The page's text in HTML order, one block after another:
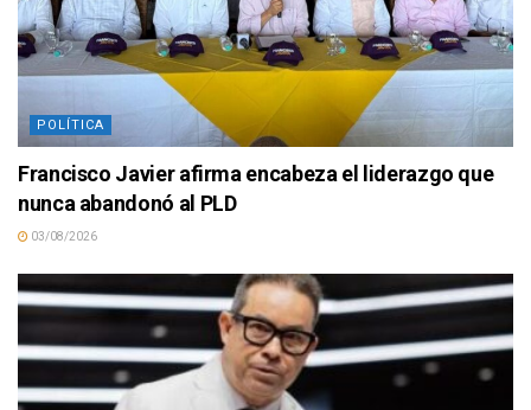
POLÍTICA
Francisco Javier afirma encabeza el liderazgo que
nunca abandonó al PLD
03/08/2026